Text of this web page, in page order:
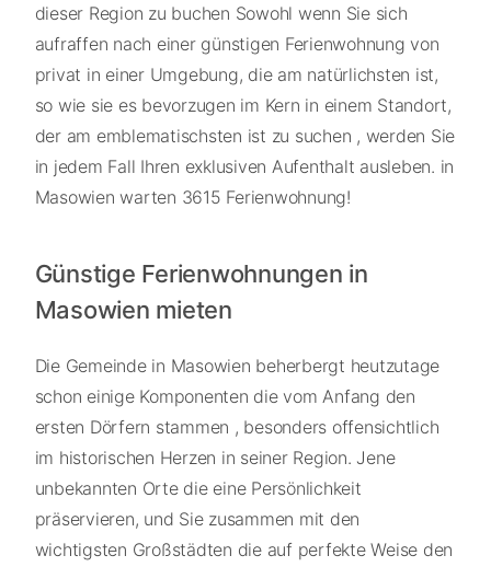
dieser Region zu buchen Sowohl wenn Sie sich
aufraffen nach einer günstigen Ferienwohnung von
privat in einer Umgebung, die am natürlichsten ist,
so wie sie es bevorzugen im Kern in einem Standort,
der am emblematischsten ist zu suchen , werden Sie
in jedem Fall Ihren exklusiven Aufenthalt ausleben. in
Masowien warten 3615 Ferienwohnung!
Günstige Ferienwohnungen in
Masowien mieten
Die Gemeinde in Masowien beherbergt heutzutage
schon einige Komponenten die vom Anfang den
ersten Dörfern stammen , besonders offensichtlich
im historischen Herzen in seiner Region. Jene
unbekannten Orte die eine Persönlichkeit
präservieren, und Sie zusammen mit den
wichtigsten Großstädten die auf perfekte Weise den